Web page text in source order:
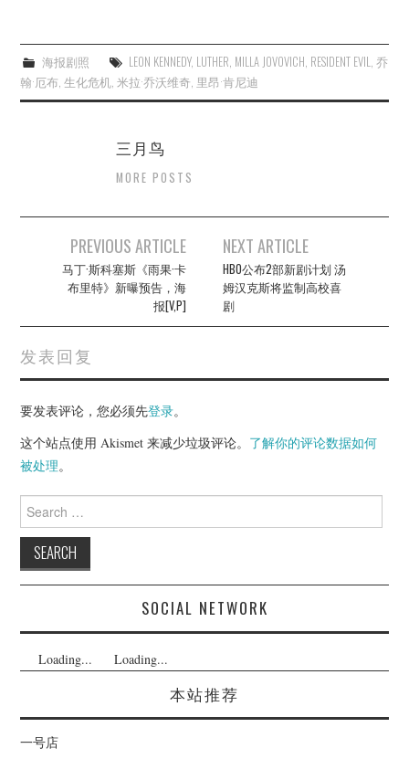
海报剧照 LEON KENNEDY, LUTHER, MILLA JOVOVICH, RESIDENT EVIL, 乔
翰·厄布,生化危机,米拉·乔沃维奇, 里昂·肯尼迪
三月鸟
MORE POSTS
navigation
PREVIOUS ARTICLE
马丁·斯科塞斯《雨果·卡
布里特》新曝预告，海
报[V,P]
NEXT ARTICLE
HBO公布2部新剧计划 汤
姆汉克斯将监制高校喜
剧
发表回复
要发表评论，您必须先登录。
这个站点使用 Akismet 来减少垃圾评论。 了解你的评论数据如何
被处理。
Search
for:
SOCIAL NETWORK
Loading... Loading...
本站推荐
一号店